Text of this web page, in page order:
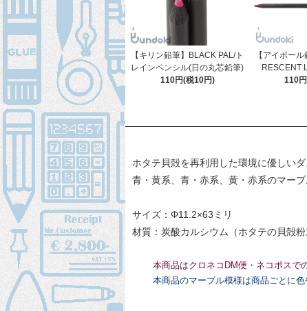
【キリン鉛筆】BLACK PAL/ト
レインペンシル(日の丸芯鉛筆)
110円(税10円)
【アイボー
RESCENT
110
ホタテ貝殻を再利用した環境に優しいダ
青・黄系、青・赤系、黄・赤系のマー
サイズ：Φ11.2×63ミリ
材質：炭酸カルシウム（ホタテの貝殻粉
本商品はクロネコDM便・ネコポスで
本商品のマーブル模様は商品ごとに